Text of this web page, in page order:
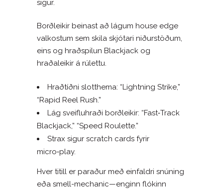
sigur.
Borðleikir beinast að lágum house edge
valkostum sem skila skjótari niðurstöðum,
eins og hraðspilun Blackjack og
hraðaleikir á rúlettu.
Hraðtíðni slotthema: “Lightning Strike,”
“Rapid Reel Rush.”
Lág sveifluhraði borðleikir: “Fast‑Track
Blackjack,” “Speed Roulette.”
Strax sigur scratch cards fyrir
micro‑play.
Hver titill er paraður með einfaldri snúning
eða smell-mechanic—enginn flókinn